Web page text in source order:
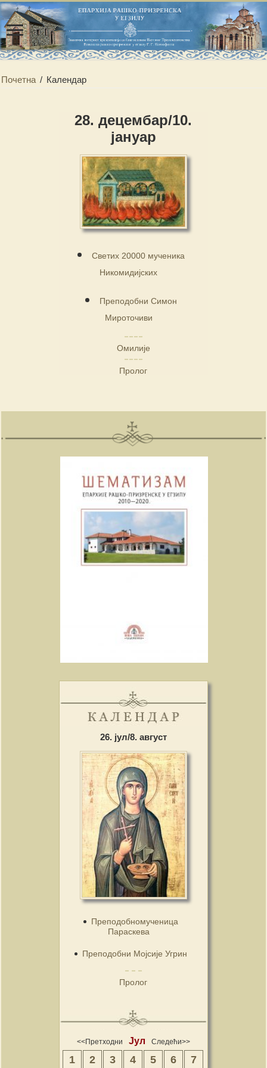
Почетна / Календар
28. децембар/10.
јануар
Светих 20000 мученика
Никомидијских
Преподобни Симон
Мироточиви
Омилије
Пролог
26. јул/8. август
Преподобномученица
Параскева
Преподобни Мојсије Угрин
Пролог
<<Претходни Јул Следећи>>
1 2 3 4 5 6 7